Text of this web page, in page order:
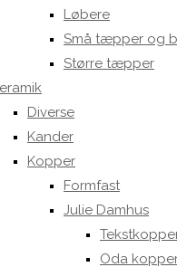
Løbere
Små tæpper og
Større tæpper
Diverse
Kander
Kopper
Formfast
Julie Damhus
Oda